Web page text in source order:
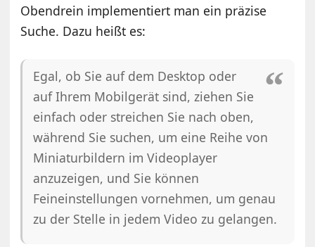
Obendrein implementiert man ein präzise
Suche. Dazu heißt es:
Egal, ob Sie auf dem Desktop oder
auf Ihrem Mobilgerät sind, ziehen Sie
einfach oder streichen Sie nach oben,
während Sie suchen, um eine Reihe von
Miniaturbildern im Videoplayer
anzuzeigen, und Sie können
Feineinstellungen vornehmen, um genau
zu der Stelle in jedem Video zu gelangen.